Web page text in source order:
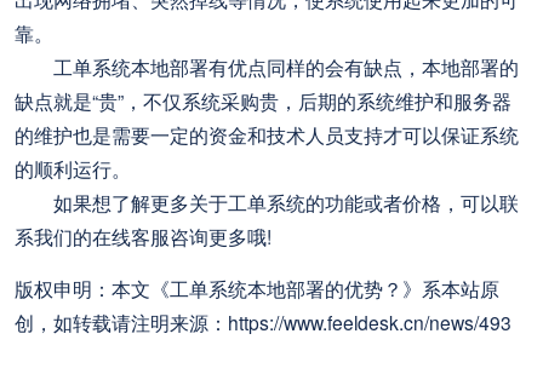
靠。
工单系统本地部署有优点同样的会有缺点，本地部署的
缺点就是“贵”，不仅系统采购贵，后期的系统维护和服务器
的维护也是需要一定的资金和技术人员支持才可以保证系统
的顺利运行。
如果想了解更多关于工单系统的功能或者价格，可以联
系我们的在线客服咨询更多哦!
版权申明：本文《工单系统本地部署的优势？》系本站原
创，如转载请注明来源：https://www.feeldesk.cn/news/493